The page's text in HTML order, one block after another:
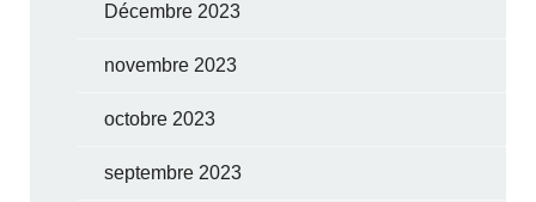
Décembre 2023
novembre 2023
octobre 2023
septembre 2023